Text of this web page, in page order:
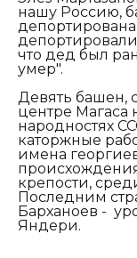
нашу Россию,
что дед был
Девять башен,
центре Магаса
народностях
каторжные
имена
крепости,
Последним
Барханоев -